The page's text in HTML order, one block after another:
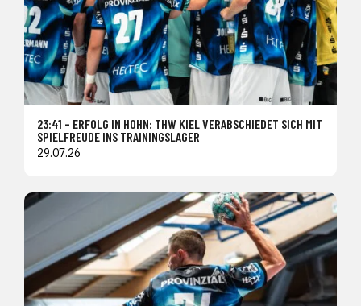
23:41 – ERFOLG IN HOHN: THW KIEL VERABSCHIEDET SICH MIT
SPIELFREUDE INS TRAININGSLAGER
29.07.26